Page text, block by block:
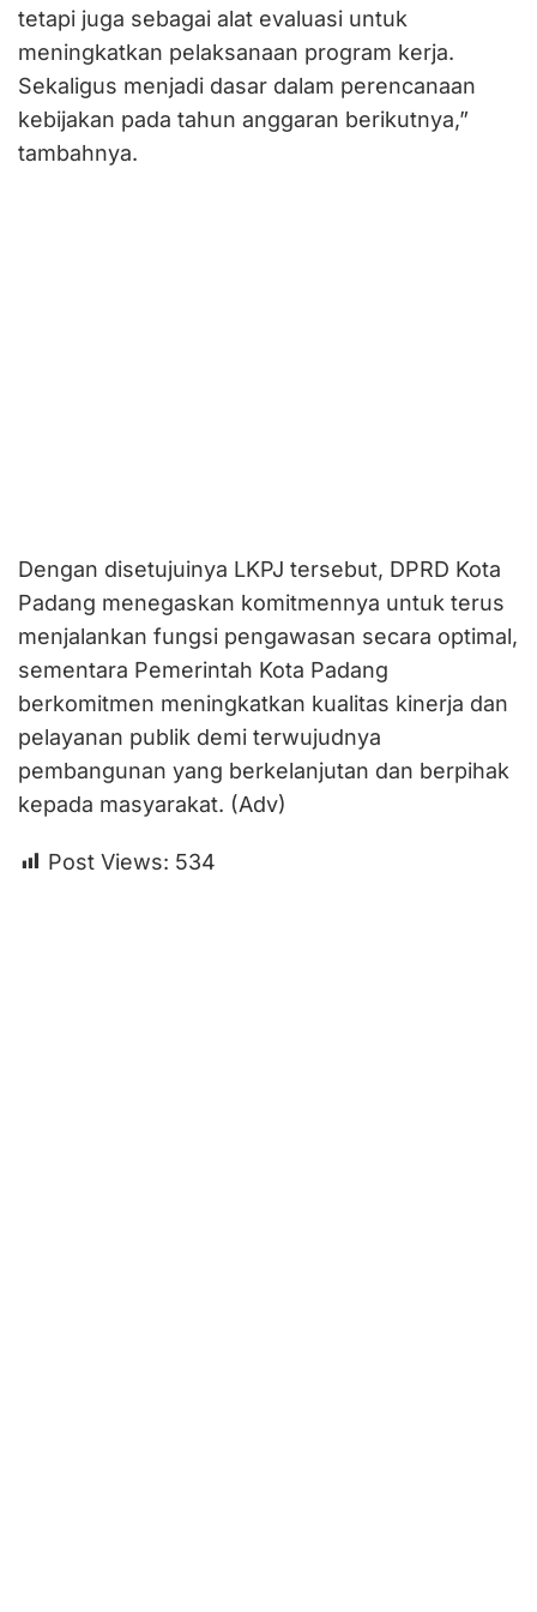
tetapi juga sebagai alat evaluasi untuk
meningkatkan pelaksanaan program kerja.
Sekaligus menjadi dasar dalam perencanaan
kebijakan pada tahun anggaran berikutnya,”
tambahnya.
Dengan disetujuinya LKPJ tersebut, DPRD Kota
Padang menegaskan komitmennya untuk terus
menjalankan fungsi pengawasan secara optimal,
sementara Pemerintah Kota Padang
berkomitmen meningkatkan kualitas kinerja dan
pelayanan publik demi terwujudnya
pembangunan yang berkelanjutan dan berpihak
kepada masyarakat. (Adv)
Post Views: 534